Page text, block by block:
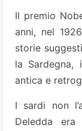
Il premio
anni, nel
storie
la Sardegna,
antica e
I sardi non
Deledda